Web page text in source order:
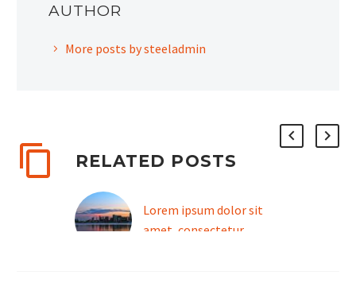
AUTHOR
More posts by steeladmin
RELATED POSTS
Lorem ipsum dolor sit
amet, consectetur